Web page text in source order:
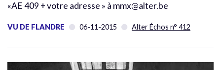
«AE 409 + votre adresse » à mmx@alter.be
VU DE FLANDRE 06-11-2015 Alter Échos n° 412